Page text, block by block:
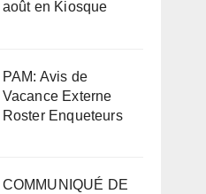
août en Kiosque
PAM: Avis de
Vacance Externe
Roster Enqueteurs
COMMUNIQUÉ DE